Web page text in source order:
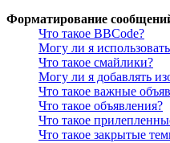
Форматирование
Что такое BBCode?
Могу ли я
Что такое смайлики?
Могу ли я добавлять
Что такое важные
Что такое объявления?
Что такое
Что такое закрытые